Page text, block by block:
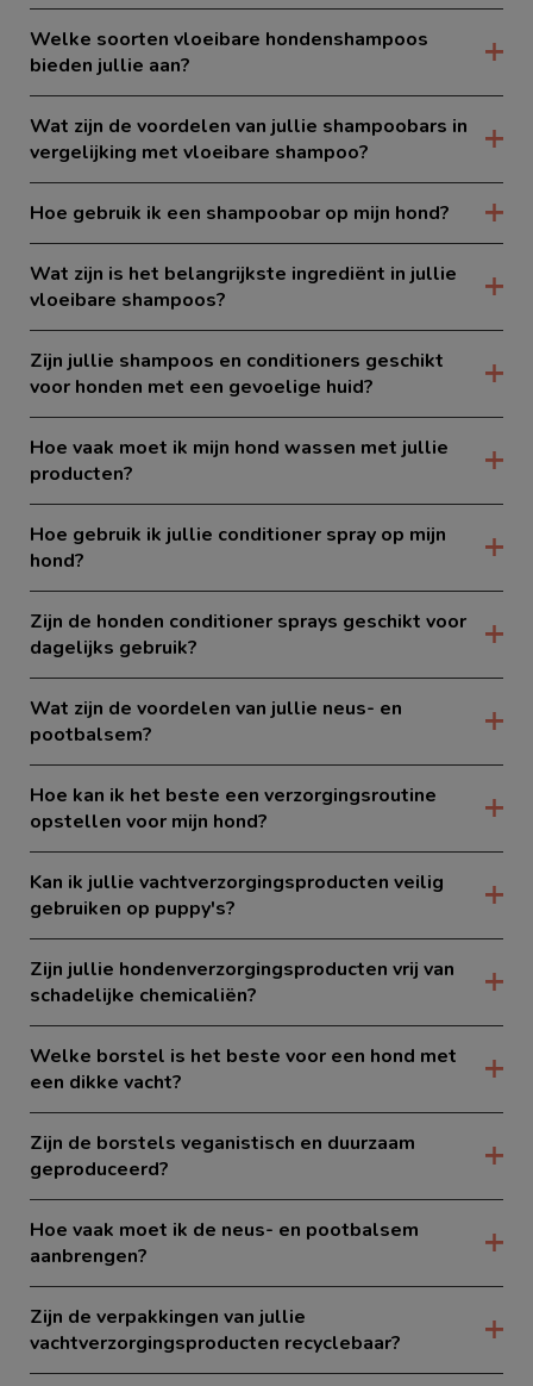
Welke soorten vloeibare hondenshampoos
bieden jullie aan?
Wat zijn de voordelen van jullie shampoobars in
vergelijking met vloeibare shampoo?
Hoe gebruik ik een shampoobar op mijn hond?
Wat zijn is het belangrijkste ingrediënt in jullie
vloeibare shampoos?
Zijn jullie shampoos en conditioners geschikt
voor honden met een gevoelige huid?
Hoe vaak moet ik mijn hond wassen met jullie
producten?
Hoe gebruik ik jullie conditioner spray op mijn
hond?
Zijn de honden conditioner sprays geschikt voor
dagelijks gebruik?
Wat zijn de voordelen van jullie neus- en
pootbalsem?
Hoe kan ik het beste een verzorgingsroutine
opstellen voor mijn hond?
Kan ik jullie vachtverzorgingsproducten veilig
gebruiken op puppy's?
Zijn jullie hondenverzorgingsproducten vrij van
schadelijke chemicaliën?
Welke borstel is het beste voor een hond met
een dikke vacht?
Zijn de borstels veganistisch en duurzaam
geproduceerd?
Hoe vaak moet ik de neus- en pootbalsem
aanbrengen?
Zijn de verpakkingen van jullie
vachtverzorgingsproducten recyclebaar?